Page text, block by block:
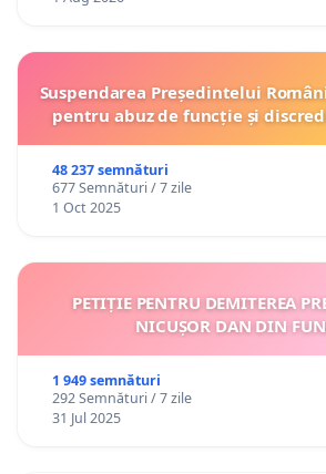
Suspendarea Președintelui
pentru abuz de funcție și
48 237 semnături
677 Semnături / 7 zile
1 Oct 2025
PETIȚIE PENTRU DEMITEREA
NICUȘOR DAN DIN
1 949 semnături
292 Semnături / 7 zile
31 Jul 2025